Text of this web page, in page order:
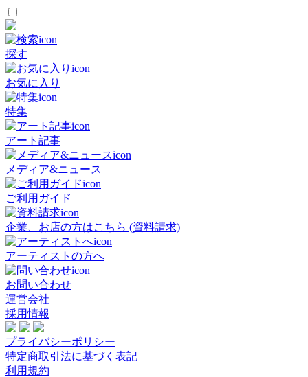
探す
お気に入り
特集
アート記事
メディア&ニュース
ご利用ガイド
企業、お店の方はこちら (資料請求)
アーティストの方へ
お問い合わせ
運営会社
採用情報
プライバシーポリシー
特定商取引法に基づく表記
利用規約